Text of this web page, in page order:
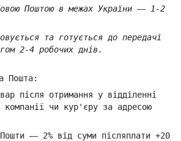
Поштою в межах України — 1-2
та готується до передачі
2-4 робочих днів.
Пошта:
після отримання у відділенні
компанії чи кур'єру за адресою
— 2% від суми післяплати +20